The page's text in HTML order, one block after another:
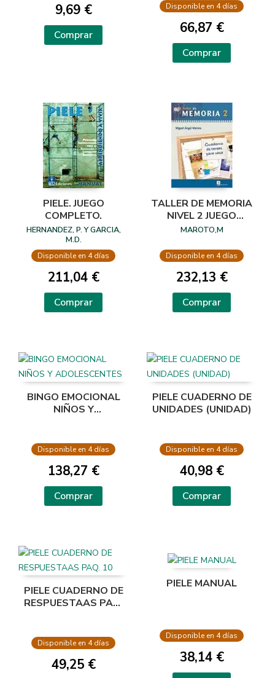
9,69 €
Comprar
Disponible en 4 días
66,87 €
Comprar
PIELE. JUEGO
COMPLETO.
HERNANDEZ, P. Y GARCIA,
M.D.
Disponible en 4 días
211,04 €
Comprar
TALLER DE MEMORIA
NIVEL 2 JUEGO
COMPLETO
MAROTO,M
Disponible en 4 días
232,13 €
Comprar
BINGO EMOCIONAL
NIÑOS Y
Disponible en 4 días
138,27 €
Comprar
PIELE CUADERNO DE
UNIDADES (UNIDAD)
Disponible en 4 días
40,98 €
Comprar
PIELE CUADERNO DE
RESPUESTAAS PAQ.
Disponible en 4 días
49,25 €
PIELE MANUAL
Disponible en 4 días
38,14 €